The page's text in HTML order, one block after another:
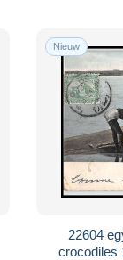
Nieuw
22604
crocodiles